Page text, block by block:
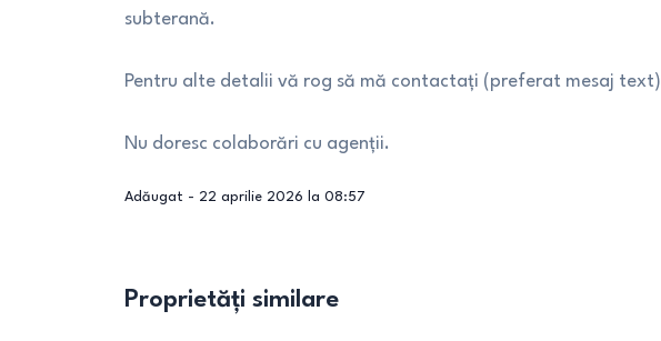
subterană.
Pentru alte detalii vă rog să mă contactați (preferat mesaj text)
Nu doresc colaborări cu agenții.
Adăugat - 22 aprilie 2026 la 08:57
Proprietăți similare